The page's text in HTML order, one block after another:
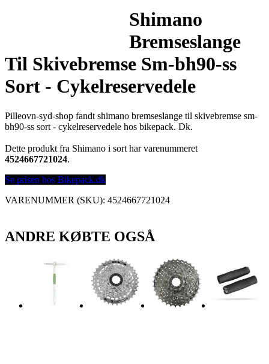
Shimano
Bremseslange
Til Skivebremse Sm-bh90-ss
Sort - Cykelreservedele
Pilleovn-syd-shop fandt shimano bremseslange til skivebremse sm-
bh90-ss sort - cykelreservedele hos bikepack. Dk.
Dette produkt fra Shimano i sort har varenummeret
4524667721024.
Se prisen hos Bikepack.dk
VARENUMMER (SKU): 4524667721024
ANDRE KØBTE OGSÅ